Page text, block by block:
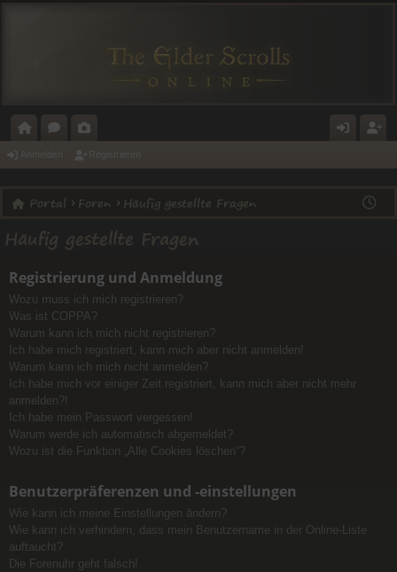
O
T
A
E
N
A
E
RI
ST
Anmelden Registrieren
Portal Foren Häufig gestellte Fragen
Häufig gestellte Fragen
Registrierung und Anmeldung
Wozu muss ich mich registrieren?
Was ist COPPA?
Warum kann ich mich nicht registrieren?
Ich habe mich registriert, kann mich aber nicht anmelden!
Warum kann ich mich nicht anmelden?
Ich habe mich vor einiger Zeit registriert, kann mich aber nicht mehr
anmelden?!
Ich habe mein Passwort vergessen!
Warum werde ich automatisch abgemeldet?
Wozu ist die Funktion „Alle Cookies löschen“?
Benutzerpräferenzen und -einstellungen
Wie kann ich meine Einstellungen ändern?
Wie kann ich verhindern, dass mein Benutzername in der Online-Liste
auftaucht?
Die Forenuhr geht falsch!